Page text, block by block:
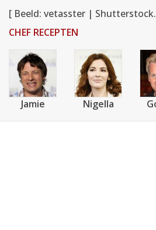
[ Beeld: vetasster |
CHEF RECEPTEN
Jamie Nigella